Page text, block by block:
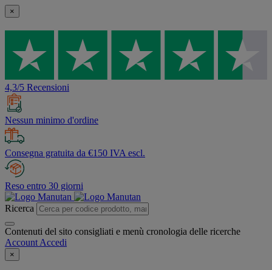
×
4,3/5 Recensioni
Nessun minimo d'ordine
Consegna gratuita da €150 IVA escl.
Reso entro 30 giorni
Ricerca
Contenuti del sito consigliati e menù cronologia delle ricerche
Account Accedi
×